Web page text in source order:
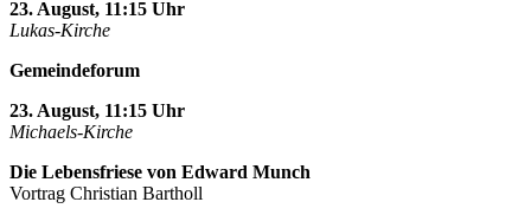
23. August, 11:15 Uhr
Lukas-Kirche
Gemeindeforum
23. August, 11:15 Uhr
Michaels-Kirche
Die Lebensfriese von Edward Munch
Vortrag Christian Bartholl